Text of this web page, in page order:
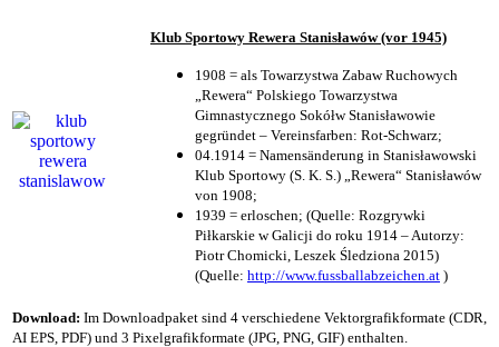
Klub Sportowy Rewera Stanisławów (vor 1945)
1908 = als Towarzystwa Zabaw Ruchowych
„Rewera“ Polskiego Towarzystwa
Gimnastycznego Sokółw Stanisławowie
gegründet – Vereinsfarben: Rot-Schwarz;
04.1914 = Namensänderung in Stanisławowski
Klub Sportowy (S. K. S.) „Rewera“ Stanisławów
von 1908;
1939 = erloschen; (Quelle: Rozgrywki
Piłkarskie w Galicji do roku 1914 – Autorzy:
Piotr Chomicki, Leszek Śledziona 2015)
(Quelle: http://www.fussballabzeichen.at )
Download: Im Downloadpaket sind 4 verschiedene Vektorgrafikformate (CDR,
AI EPS, PDF) und 3 Pixelgrafikformate (JPG, PNG, GIF) enthalten.